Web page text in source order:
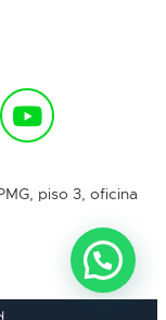
piso 3, oficina